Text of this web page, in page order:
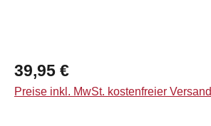
Regulärer Preis:
39,95 €
Preise inkl. MwSt. kostenfreier Versand